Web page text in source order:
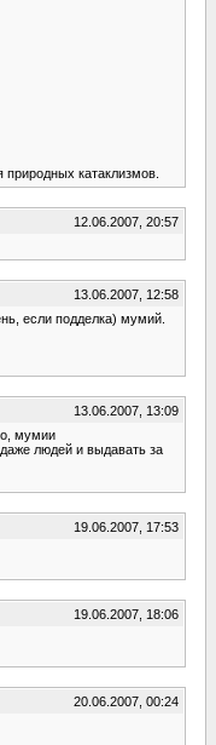
катаклизмов.
12.06.2007, 20:57
13.06.2007, 12:58
если подделка) мумий.
13.06.2007, 13:09
мумии
людей и выдавать за
19.06.2007, 17:53
19.06.2007, 18:06
20.06.2007, 00:24